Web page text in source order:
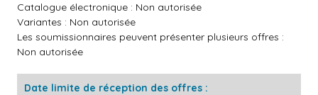
Catalogue électronique : Non autorisée
Variantes : Non autorisée
Les soumissionnaires peuvent présenter plusieurs offres :
Non autorisée
Date limite de réception des offres :